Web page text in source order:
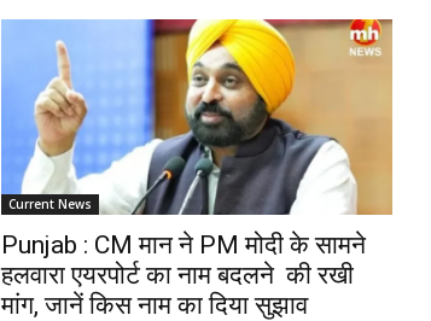
Current News
Punjab : CM मान ने PM मोदी के सामने
हलवारा एयरपोर्ट का नाम बदलने की रखी
मांग, जानें किस नाम का दिया सुझाव